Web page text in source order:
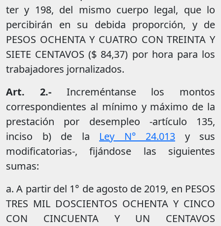
ter y 198, del mismo cuerpo legal, que lo
percibirán en su debida proporción, y de
PESOS OCHENTA Y CUATRO CON TREINTA Y
SIETE CENTAVOS ($ 84,37) por hora para los
trabajadores jornalizados.
Art. 2.- Increméntanse los montos
correspondientes al mínimo y máximo de la
prestación por desempleo -artículo 135,
inciso b) de la Ley N° 24.013 y sus
modificatorias-, fijándose las siguientes
sumas:
a. A partir del 1° de agosto de 2019, en PESOS
TRES MIL DOSCIENTOS OCHENTA Y CINCO
CON CINCUENTA Y UN CENTAVOS